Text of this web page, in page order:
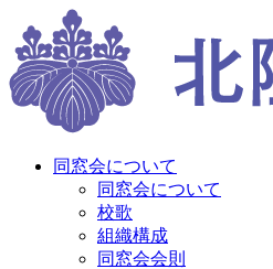
同窓会について
同窓会について
校歌
組織構成
同窓会会則